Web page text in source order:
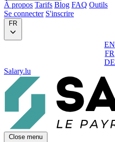
À propos Tarifs Blog FAQ Outils
Se connecter S'inscrire
FR
EN
FR
DE
Salary.lu
Close menu